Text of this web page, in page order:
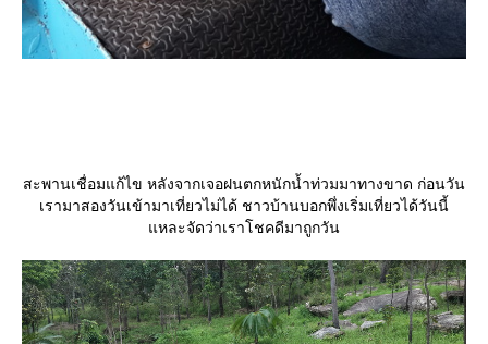
สะพานเชื่อมแก้ไข หลังจากเจอฝนตกหนักน้ำท่วมมาทางขาด ก่อนวัน
เรามาสองวันเข้ามาเที่ยวไม่ได้ ชาวบ้านบอกพึ่งเริ่มเที่ยวได้วันนี้
หละจัดว่าเราโชคดีมาถูกวัน